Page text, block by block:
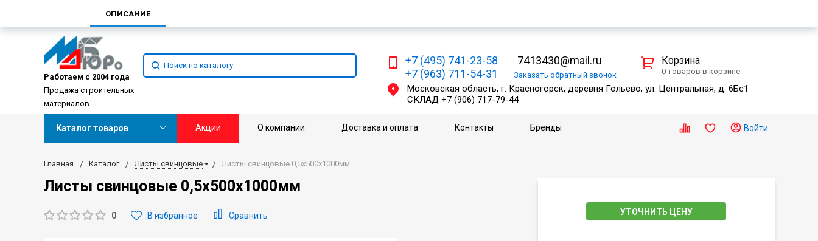
Работаем с 2004 года
Продажа строительных
материалов
+7 (495) 741-23-58
+7 (963) 711-54-31
7413430@mail.ru
Заказать обратный звонок
Московская область, г. Красногорск, деревня Гольево, ул. Центральная, д. 6Бс1
СКЛАД +7 (906) 717-79-44
Корзина
0 товаров в корзине
Каталог товаров Акции О компании Доставка и оплата Контакты Бренды Войти
Главная Каталог Листы свинцовые Листы свинцовые 0,5х500х1000мм
Листы свинцовые 0,5х500х1000мм
0 В избранное Сравнить УТОЧНИТЬ ЦЕНУ
ОПИСАНИЕ